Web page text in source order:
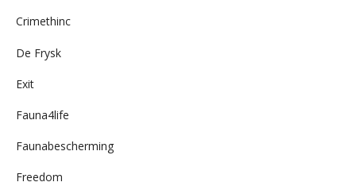
Crimethinc
De Frysk
Exit
Fauna4life
Faunabescherming
Freedom